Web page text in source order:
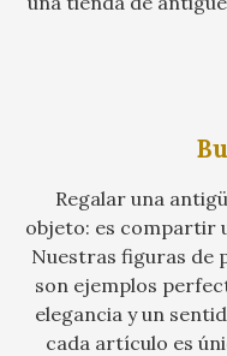
Regalar una
objeto: es compartir
Nuestras figuras de
son ejemplos
elegancia y un
cada artículo es